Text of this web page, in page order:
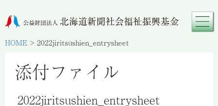
HOME > 2022jiritsushien_entrysheet
添付ファイル
2022jiritsushien_entrysheet